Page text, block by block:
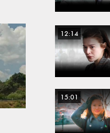
12:14
15:01